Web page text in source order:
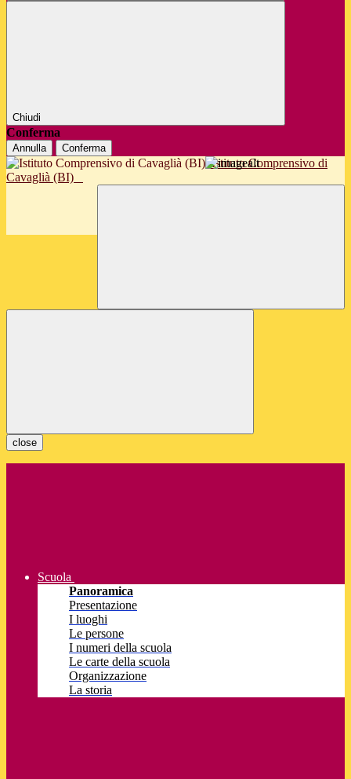
Chiudi
Conferma
Annulla Conferma
Istituto Comprensivo di
Cavaglià (BI)
close
Scuola
Panoramica
Presentazione
I luoghi
Le persone
I numeri della scuola
Le carte della scuola
Organizzazione
La storia